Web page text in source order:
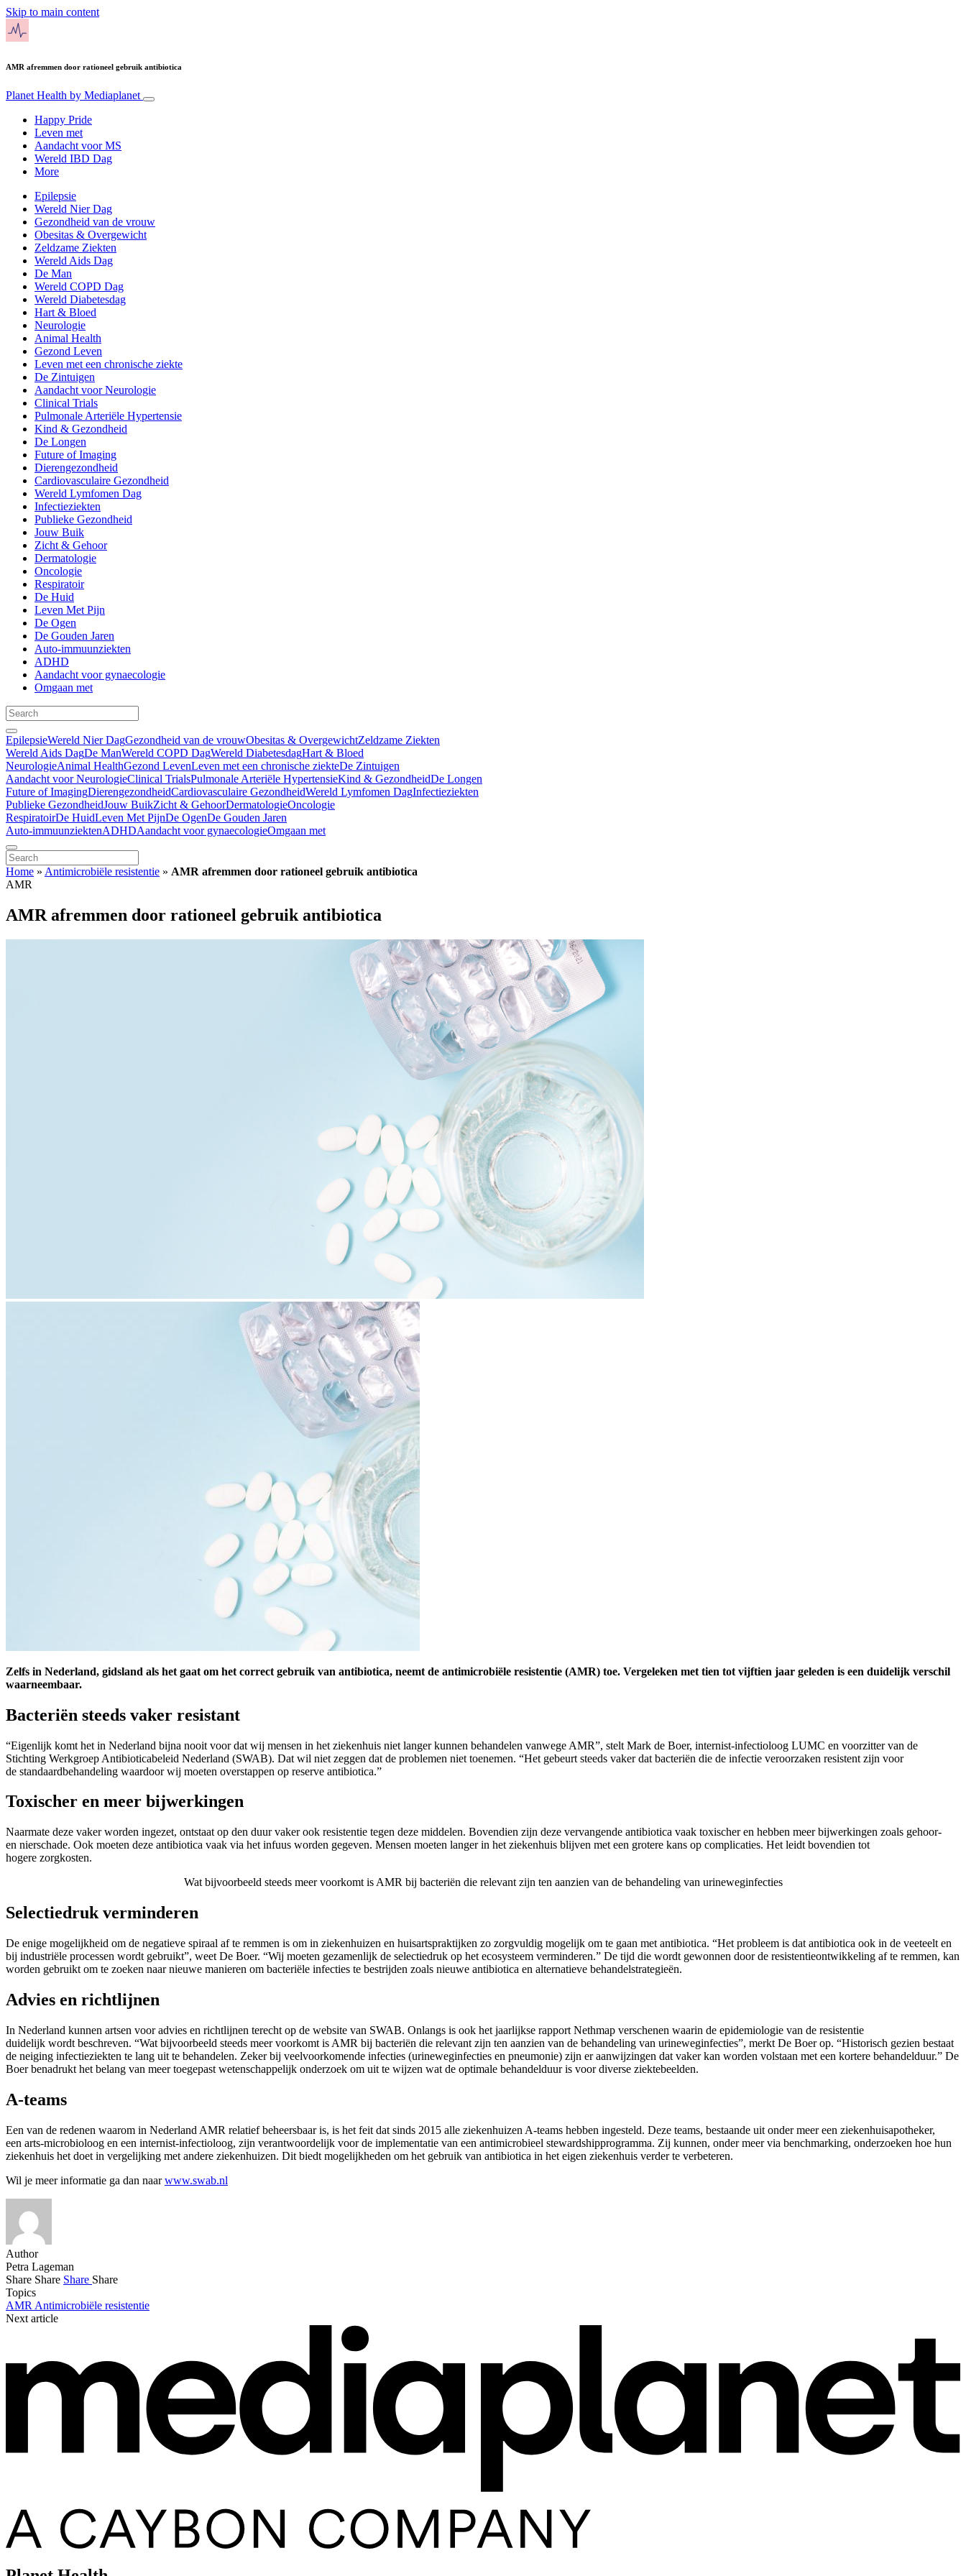
Skip to main content
AMR afremmen door rationeel gebruik antibiotica
Planet Health by Mediaplanet
Happy Pride
Leven met
Aandacht voor MS
Wereld IBD Dag
More
Epilepsie
Wereld Nier Dag
Gezondheid van de vrouw
Obesitas & Overgewicht
Zeldzame Ziekten
Wereld Aids Dag
De Man
Wereld COPD Dag
Wereld Diabetesdag
Hart & Bloed
Neurologie
Animal Health
Gezond Leven
Leven met een chronische ziekte
De Zintuigen
Aandacht voor Neurologie
Clinical Trials
Pulmonale Arteriële Hypertensie
Kind & Gezondheid
De Longen
Future of Imaging
Dierengezondheid
Cardiovasculaire Gezondheid
Wereld Lymfomen Dag
Infectieziekten
Publieke Gezondheid
Jouw Buik
Zicht & Gehoor
Dermatologie
Oncologie
Respiratoir
De Huid
Leven Met Pijn
De Ogen
De Gouden Jaren
Auto-immuunziekten
ADHD
Aandacht voor gynaecologie
Omgaan met
EpilepsieWereld Nier DagGezondheid van de vrouwObesitas & OvergewichtZeldzame Ziekten
Wereld Aids DagDe ManWereld COPD DagWereld DiabetesdagHart & Bloed
NeurologieAnimal HealthGezond LevenLeven met een chronische ziekteDe Zintuigen
Aandacht voor NeurologieClinical TrialsPulmonale Arteriële HypertensieKind & GezondheidDe Longen
Future of ImagingDierengezondheidCardiovasculaire GezondheidWereld Lymfomen DagInfectieziekten
Publieke GezondheidJouw BuikZicht & GehoorDermatologieOncologie
RespiratoirDe HuidLeven Met PijnDe OgenDe Gouden Jaren
Auto-immuunziektenADHDAandacht voor gynaecologieOmgaan met
Home » Antimicrobiële resistentie » AMR afremmen door rationeel gebruik antibiotica
AMR
AMR afremmen door rationeel gebruik antibiotica
Zelfs in Nederland, gidsland als het gaat om het correct gebruik van antibiotica, neemt de antimicrobiële resistentie (AMR) toe. Vergeleken met tien tot vijftien jaar geleden is een duidelijk verschil
waarneembaar.
Bacteriën steeds vaker resistant
“Eigenlijk komt het in Nederland bijna nooit voor dat wij mensen in het ziekenhuis niet langer kunnen behandelen vanwege AMR”, stelt Mark de Boer, internist-infectioloog LUMC en voorzitter van de
Stichting Werkgroep Antibioticabeleid Nederland (SWAB). Dat wil niet zeggen dat de problemen niet toenemen. “Het gebeurt steeds vaker dat bacteriën die de infectie veroorzaken resistent zijn voor
de standaardbehandeling waardoor wij moeten overstappen op reserve antibiotica.”
Toxischer en meer bijwerkingen
Naarmate deze vaker worden ingezet, ontstaat op den duur vaker ook resistentie tegen deze middelen. Bovendien zijn deze vervangende antibiotica vaak toxischer en hebben meer bijwerkingen zoals gehoor-
en nierschade. Ook moeten deze antibiotica vaak via het infuus worden gegeven. Mensen moeten langer in het ziekenhuis blijven met een grotere kans op complicaties. Het leidt bovendien tot
hogere zorgkosten.
Wat bijvoorbeeld steeds meer voorkomt is AMR bij bacteriën die relevant zijn ten aanzien van de behandeling van urineweginfecties
Selectiedruk verminderen
De enige mogelijkheid om de negatieve spiraal af te remmen is om in ziekenhuizen en huisartspraktijken zo zorgvuldig mogelijk om te gaan met antibiotica. “Het probleem is dat antibiotica ook in de veeteelt en
bij industriële processen wordt gebruikt”, weet De Boer. “Wij moeten gezamenlijk de selectiedruk op het ecosysteem verminderen.” De tijd die wordt gewonnen door de resistentieontwikkeling af te remmen, kan
worden gebruikt om te zoeken naar nieuwe manieren om bacteriële infecties te bestrijden zoals nieuwe antibiotica en alternatieve behandelstrategieën.
Advies en richtlijnen
In Nederland kunnen artsen voor advies en richtlijnen terecht op de website van SWAB. Onlangs is ook het jaarlijkse rapport Nethmap verschenen waarin de epidemiologie van de resistentie
duidelijk wordt beschreven. “Wat bijvoorbeeld steeds meer voorkomt is AMR bij bacteriën die relevant zijn ten aanzien van de behandeling van urineweginfecties”, merkt De Boer op. “Historisch gezien bestaat
de neiging infectieziekten te lang uit te behandelen. Zeker bij veelvoorkomende infecties (urineweginfecties en pneumonie) zijn er aanwijzingen dat vaker kan worden volstaan met een kortere behandelduur.” De
Boer benadrukt het belang van meer toegepast wetenschappelijk onderzoek om uit te wijzen wat de optimale behandelduur is voor diverse ziektebeelden.
A-teams
Een van de redenen waarom in Nederland AMR relatief beheersbaar is, is het feit dat sinds 2015 alle ziekenhuizen A-teams hebben ingesteld. Deze teams, bestaande uit onder meer een ziekenhuisapotheker,
een arts-microbioloog en een internist-infectioloog, zijn verantwoordelijk voor de implementatie van een antimicrobieel stewardshipprogramma. Zij kunnen, onder meer via benchmarking, onderzoeken hoe hun
ziekenhuis het doet in vergelijking met andere ziekenhuizen. Dit biedt mogelijkheden om het gebruik van antibiotica in het eigen ziekenhuis verder te verbeteren.
Wil je meer informatie ga dan naarwww.swab.nl
Author
Petra Lageman
Share Share Share Share
Topics
AMR Antimicrobiële resistentie
Next article